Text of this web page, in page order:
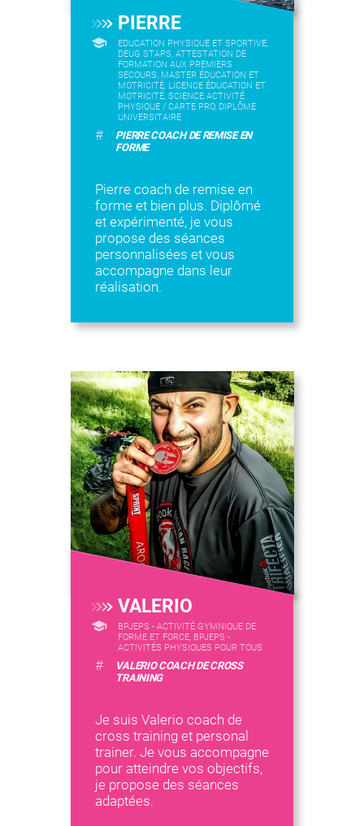
PIERRE
EDUCATION PHYSIQUE ET SPORTIVE,
DEUG STAPS, ATTESTATION DE
FORMATION AUX PREMIERS
SECOURS, MASTER ÉDUCATION ET
MOTRICITÉ, LICENCE ÉDUCATION ET
MOTRICITÉ, SCIENCE ACTIVITÉ
PHYSIQUE / CARTE PRO, DIPLÔME
UNIVERSITAIRE
#
PIERRE COACH DE REMISE EN
FORME
Pierre coach de remise en
forme et bien plus. Diplômé
et expérimenté, je vous
propose des séances
personnalisées et vous
accompagne dans leur
réalisation.
VALERIO
BPJEPS - ACTIVITÉ GYMNIQUE DE
FORME ET FORCE, BPJEPS -
ACTIVITÉS PHYSIQUES POUR TOUS
#
VALERIO COACH DE CROSS
TRAINING
Je suis Valerio coach de
cross training et personal
trainer. Je vous accompagne
pour atteindre vos objectifs,
je propose des séances
adaptées.